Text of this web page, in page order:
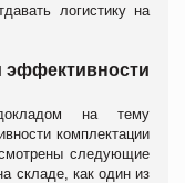
логистику на
на тему
комплектации
следующие
складе, как один из